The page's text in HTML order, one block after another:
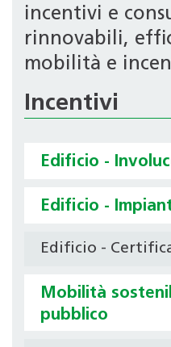
incentivi e
rinnovabili,
mobilità e
Incentivi
Edificio -
Edificio -
Edificio -
Mobilità
pubblico